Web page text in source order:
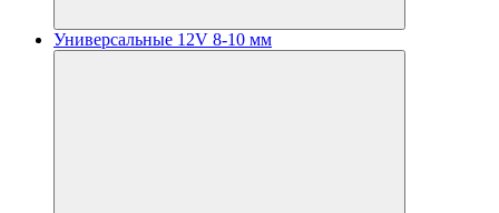
Универсальные 12V 8-10 мм